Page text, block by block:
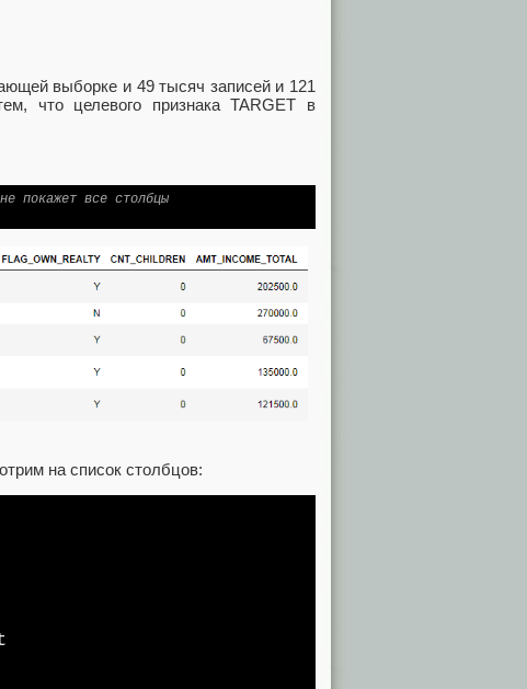
выборке и 49 тысяч записей и 121
что целевого признака TARGET в
покажет все столбцы
на список столбцов: